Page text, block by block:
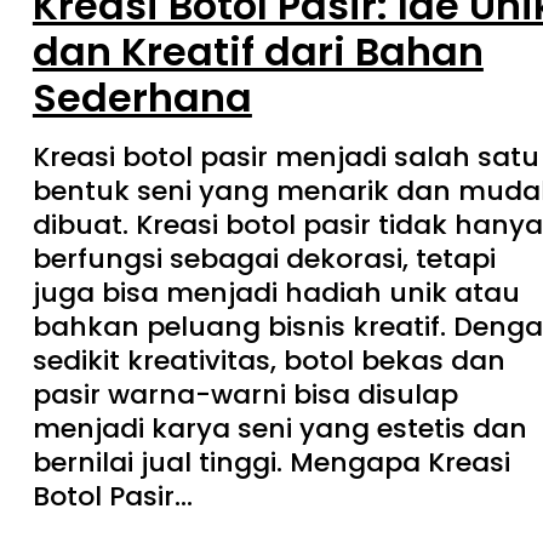
dan Kreatif dari Bahan
Sederhana
Kreasi botol pasir menjadi salah satu
bentuk seni yang menarik dan
dibuat. Kreasi botol pasir tidak hanya
berfungsi sebagai dekorasi, tetapi
juga bisa menjadi hadiah unik atau
bahkan peluang bisnis kreatif.
sedikit kreativitas, botol bekas dan
pasir warna-warni bisa disulap
menjadi karya seni yang estetis dan
bernilai jual tinggi. Mengapa Kreasi
Botol Pasir…